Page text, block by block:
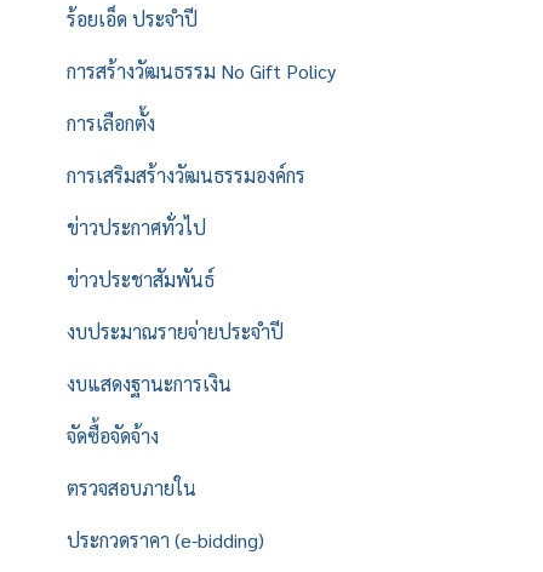
ร้อยเอ็ด ประจำปี
การสร้างวัฒนธรรม No Gift Policy
การเลือกตั้ง
การเสริมสร้างวัฒนธรรมองค์กร
ข่าวประกาศทั่วไป
ข่าวประชาสัมพันธ์
งบประมาณรายจ่ายประจำปี
งบแสดงฐานะการเงิน
จัดซื้อจัดจ้าง
ตรวจสอบภายใน
ประกวดราคา (e-bidding)